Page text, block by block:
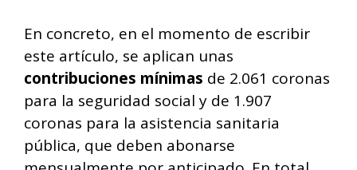
En concreto, en el momento de escribir
este artículo, se aplican unas
contribuciones mínimas de 2.061 coronas
para la seguridad social y de 1.907
coronas para la asistencia sanitaria
pública, que deben abonarse